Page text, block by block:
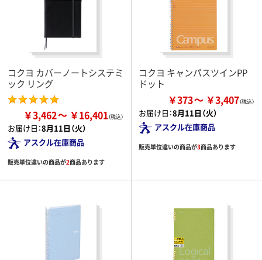
コクヨ カバーノートシステミ
ック リング
￥3,462 ￥16,401
お届け日：8月11日（火）
アスクル在庫商品
販売単位違いの商品が2商品あります
コクヨ キャンパスツインPP
ドット
￥373 ￥3,407
お届け日：8月11日（火）
アスクル在庫商品
販売単位違いの商品が3商品あります